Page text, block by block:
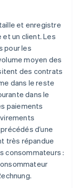
et enregistre
un client. Les
pour les
moyen des
des contrats
dans le reste
dans le
paiements
d’une
très répandue
consommateurs :
.